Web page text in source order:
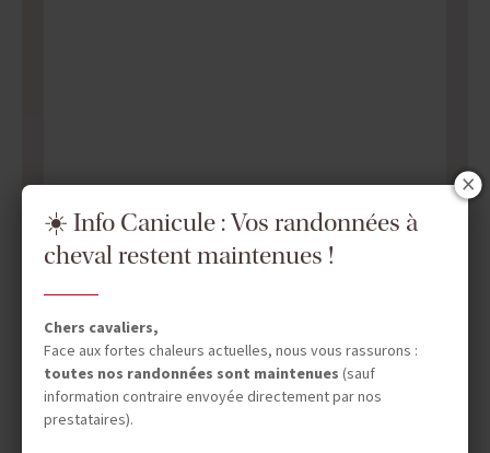
☀️ Info Canicule : Vos randonnées à
cheval restent maintenues !
Chers cavaliers,
Face aux fortes chaleurs actuelles, nous vous rassurons :
toutes nos randonnées sont maintenues (sauf
information contraire envoyée directement par nos
prestataires).